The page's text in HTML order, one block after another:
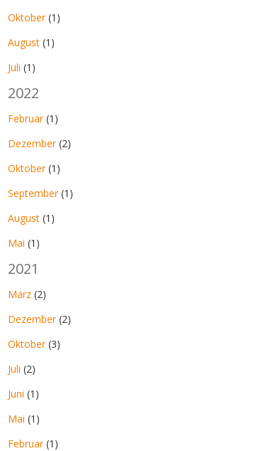
Oktober(1)
August (1)
Juli (1)
2022
Februar(1)
Dezember(2)
Oktober(1)
September(1)
August (1)
Mai (1)
2021
März (2)
Dezember(2)
Oktober(3)
Juli (2)
Juni (1)
Mai (1)
Februar(1)